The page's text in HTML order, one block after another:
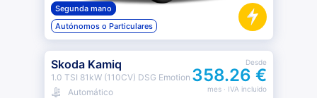
Segunda mano
Autónomos o Particulares
Skoda Kamiq
1.0 TSI 81kW (110CV) DSG Emotion
Automático
Desde
358.26 €
mes· IVA incluido